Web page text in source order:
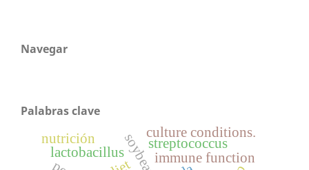
Navegar
Palabras clave
immune function
streptococcus
lactobacillus
culture conditions.
nutrición